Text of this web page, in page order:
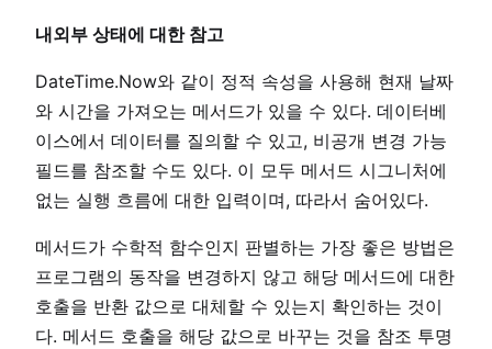
내외부 상태에 대한 참고
DateTime.Now와 같이 정적 속성을 사용해 현재 날짜
와 시간을 가져오는 메서드가 있을 수 있다. 데이터베
이스에서 데이터를 질의할 수 있고, 비공개 변경 가능
필드를 참조할 수도 있다. 이 모두 메서드 시그니처에
없는 실행 흐름에 대한 입력이며, 따라서 숨어있다.
메서드가 수학적 함수인지 판별하는 가장 좋은 방법은
프로그램의 동작을 변경하지 않고 해당 메서드에 대한
호출을 반환 값으로 대체할 수 있는지 확인하는 것이
다. 메서드 호출을 해당 값으로 바꾸는 것을 참조 투명